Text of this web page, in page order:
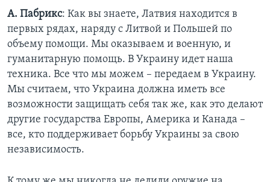
А. Пабрикс: Как вы знаете, Латвия находится в
первых рядах, наряду с Литвой и Польшей по
объему помощи. Мы оказываем и военную, и
гуманитарную помощь. В Украину идет наша
техника. Все что мы можем – передаем в Украину.
Мы считаем, что Украина должна иметь все
возможности защищать себя так же, как это делают
другие государства Европы, Америка и Канада –
все, кто поддерживает борьбу Украины за свою
независимость.